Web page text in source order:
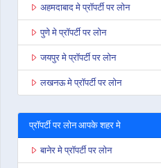
अहमदाबाद मे प्रॉपर्टी पर लोन
पुणे मे प्रॉपर्टी पर लोन
जयपुर मे प्रॉपर्टी पर लोन
लखनऊ मे प्रॉपर्टी पर लोन
प्रॉपर्टी पर लोन आपके शहर मे
बानेर मे प्रॉपर्टी पर लोन